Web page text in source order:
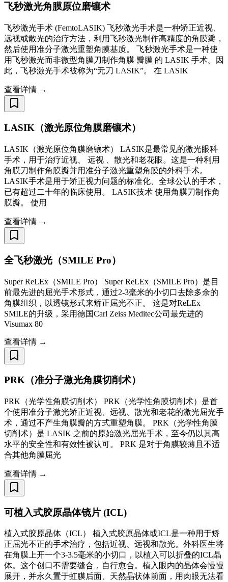
飞秒激光角膜原位磨镶术
飞秒激光手术 (FemtoLASIK) 飞秒激光手术是一种矫正近视、
远视或散光的治疗方法，利用飞秒激光制作高精度的角膜瓣，
然后使用准分子激光重塑角膜基质。 飞秒激光手术是一种使
用飞秒激光而非微型角膜刀制作角膜 瓣膜 的 LASIK 手术。因
此，飞秒激光手术被称为“无刀 LASIK”。 在 LASIK
查看详情 →
LASIK（激光原位角膜磨镶术）
LASIK（激光原位角膜磨镶术） LASIK是最常见的激光眼科
手术，用于治疗近视、 远视 、散光和老花眼。这是一种利用
角膜刀制作角膜瓣并用准分子激光重塑角膜的外科手术。
LASIK手术是用于矫正视力问题的标准化、全球公认的手术，
已有超过二十年的临床使用。 LASIK技术 使用角膜刀制作角
膜瓣。 使用
查看详情 →
全飞秒激光（SMILE Pro）
Super ReLEx（SMILE Pro） Super ReLEx（SMILE Pro）是目
前最先进的屈光手术形式，通过2-3毫米的小切口去除多余的
角膜组织，以透镜形式来矫正屈光不正。 这是对ReLEx
SMILE的升级，采用德国Carl Zeiss Meditec公司最先进的
Visumax 80
查看详情 →
PRK（准分子激光角膜切削术）
PRK（光学性角膜切削术） PRK（光学性角膜切削术）是首
个使用准分子激光矫正近视、远视、散光和老花的激光屈光手
术，通过不产生角膜瓣的方式重塑角膜。 PRK（光学性角膜
切削术）是 LASIK 之前的原始激光屈光手术，至今仍以其高
水平的安全性和有效性被认可。 PRK 是对于角膜较薄且不适
合其他角膜屈光
查看详情 →
可植入式胶原晶体镜片 (ICL)
植入式胶原晶体（ICL） 植入式胶原晶体或ICL是一种用于矫
正屈光不正的手术治疗，包括近视、远视和散光。外科医生将
在角膜上开一个3-3.5毫米的小切口，以植入可以折叠的ICL晶
体。这个创口不需要缝合，自行愈合。植入眼内的晶体会慢慢
展开，并永久置于虹膜后面、天然晶状体前面，用肉眼无法看